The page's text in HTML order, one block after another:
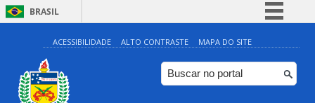
BRASIL
Simplifique!
Comunica BR
Participe
ACESSIBILIDADE ALTO CONTRASTE MAPA DO SITE